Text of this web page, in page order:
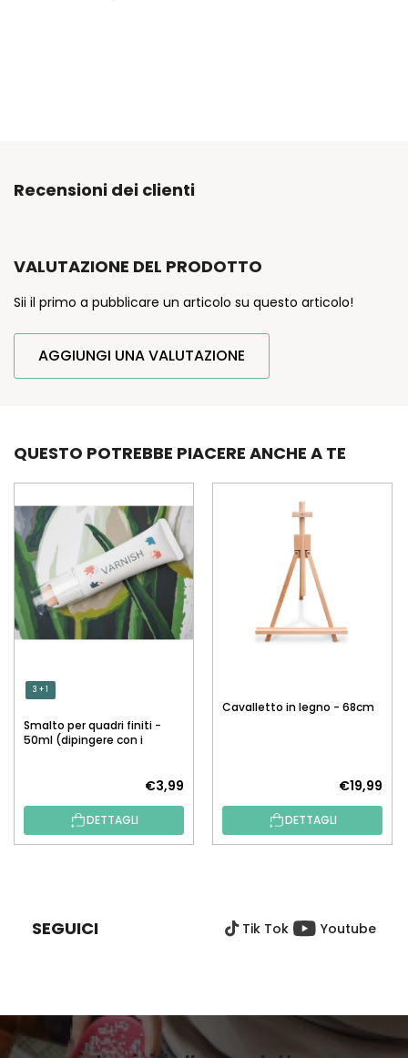
Recensioni dei clienti
VALUTAZIONE DEL PRODOTTO
Sii il primo a pubblicare un articolo su questo articolo!
AGGIUNGI UNA VALUTAZIONE
QUESTO POTREBBE PIACERE ANCHE A TE
3 + 1
Smalto per quadri finiti -
50ml (dipingere con i
€3,99
DETTAGLI
Cavalletto in legno - 68cm
€19,99
DETTAGLI
G
SEGUICI Tik Tok Youtube